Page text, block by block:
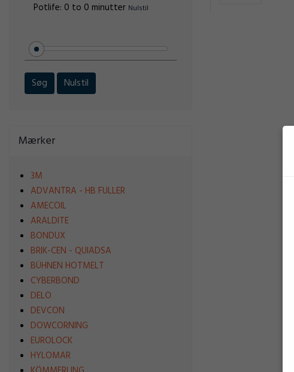
Potlife: 0 to 0 minutter Nulstil
Søg Nulstil
Mærker
3M
ADVANTRA - HB FULLER
AMECOIL
ARALDITE
BONDUX
BRIK-CEN - QUIADSA
BÜHNEN HOTMELT
CYBERBOND
DELO
DEVCON
DOWCORNING
EUROLOCK
HYLOMAR